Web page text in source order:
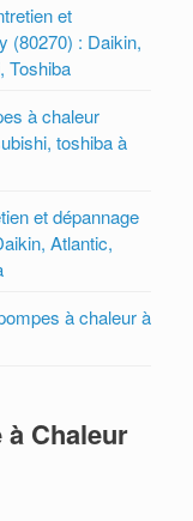
et
(80270) : Daikin,
Toshiba
à chaleur
toshiba à
et dépannage
Atlantic,
à chaleur à
Chaleur